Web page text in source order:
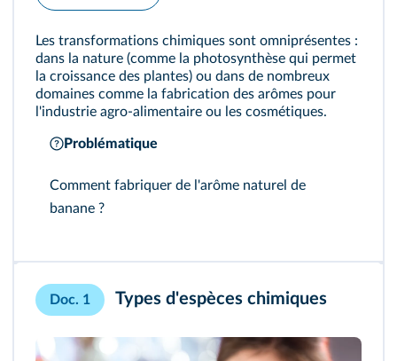
Les transformations chimiques sont omniprésentes :
dans la nature (comme la photosynthèse qui permet
la croissance des plantes) ou dans de nombreux
domaines comme la fabrication des arômes pour
l'industrie agro-alimentaire ou les cosmétiques.
Problématique
Comment fabriquer de l'arôme naturel de
banane ?
Doc. 1 Types d'espèces chimiques